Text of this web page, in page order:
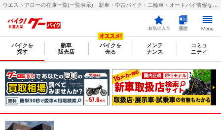
バイクを
探す
新車
販売店
バイクを
売る
メンテ
ナンス
コミュ
ニティ